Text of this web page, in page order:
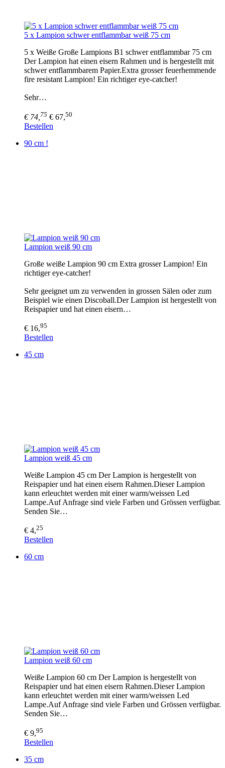
5 x Lampion schwer entflammbar weiß 75 cm
5 x Weiße Große Lampions B1 schwer entflammbar 75 cm
Der Lampion hat einen eisern Rahmen und is hergestellt mit
schwer entflammbarem Papier.Extra grosser feuerhemmende
fire resistant Lampion! Ein richtiger eye-catcher!
Sehr…
€ 74, 75 € 67,50
Bestellen
90 cm !
Lampion weiß 90 cm
Große weiße Lampion 90 cm Extra grosser Lampion! Ein
richtiger eye-catcher!
Sehr geeignet um zu verwenden in grossen Sälen oder zum
Beispiel wie einen Discoball.Der Lampion ist hergestellt von
Reispapier und hat einen eisern…
€ 16,95
Bestellen
45 cm
Lampion weiß 45 cm
Weiße Lampion 45 cm Der Lampion is hergestellt von
Reispapier und hat einen eisern Rahmen.Dieser Lampion
kann erleuchtet werden mit einer warm/weissen Led
Lampe.Auf Anfrage sind viele Farben und Grössen verfügbar.
Senden Sie…
€ 4,25
Bestellen
60 cm
Lampion weiß 60 cm
Weiße Lampion 60 cm Der Lampion is hergestellt von
Reispapier und hat einen eisern Rahmen.Dieser Lampion
kann erleuchtet werden mit einer warm/weissen Led
Lampe.Auf Anfrage sind viele Farben und Grössen verfügbar.
Senden Sie…
€ 9,95
Bestellen
35 cm